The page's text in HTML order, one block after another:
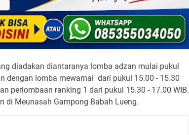
diadakan diantaranya lomba adzan mulai pukul
dengan lomba mewarnai dari pukul 15.00 - 15.30
perlombaan ranking 1 dari pukul 15.30 - 17.00 WIB.
di Meunasah Gampong Babah Lueng.